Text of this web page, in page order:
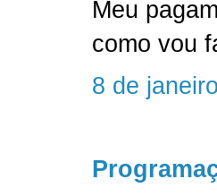
Meu
como vou
8 de